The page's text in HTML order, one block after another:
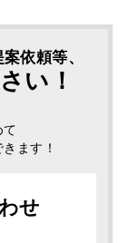
依頼等、
い！
て
ます！
せ